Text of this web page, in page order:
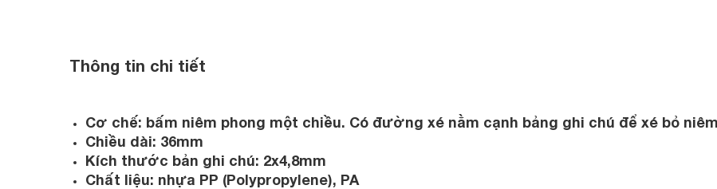
Thông tin chi tiết
Cơ chế: bấm niêm phong một chiều. Có đường xé nằm cạnh bảng ghi chú để xé bỏ
Chiều dài: 36mm
Kích thước bản ghi chú: 2x4,8mm
Chất liệu: nhựa PP (Polypropylene), PA